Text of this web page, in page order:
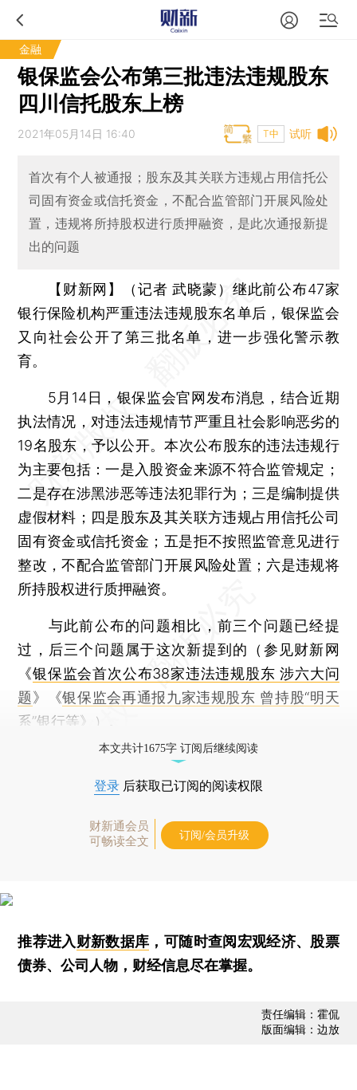
金融
银保监会公布第三批违法违规股东
四川信托股东上榜
试听
2021年05月14日 16:40 T中
首次有个人被通报；股东及其关联方违规占用信托公
司固有资金或信托资金，不配合监管部门开展风险处
置，违规将所持股权进行质押融资，是此次通报新提
出的问题
【财新网】（记者 武晓蒙） 继此前公布47家
银行保险机构严重违法违规股东名单后，银保监会
又向社会公开了第三批名单，进一步强化警示教
育。
5月14日，银保监会官网发布消息，结合近期
执法情况，对违法违规情节严重且社会影响恶劣的
19名股东，予以公开。本次公布股东的违法违规行
为主要包括：一是入股资金来源不符合监管规定；
二是存在涉黑涉恶等违法犯罪行为；三是编制提供
虚假材料；四是股东及其关联方违规占用信托公司
固有资金或信托资金；五是拒不按照监管意见进行
整改，不配合监管部门开展风险处置；六是违规将
所持股权进行质押融资。
与此前公布的问题相比，前三个问题已经提
过，后三个问题属于这次新提到的（参见财新网
《银保监会首次公布38家违法违规股东 涉六大问
题》《银保监会再通报九家违规股东 曾持股“明天
系”银行等》）。
本文共计1675字 订阅后继续阅读
登录 后获取已订阅的阅读权限
财新通会员
可畅读全文
订阅/会员升级
推荐进入财新数据库 ，可随时查阅宏观经济、股票
债券、公司人物，财经信息尽在掌握。
责任编辑：霍侃
版面编辑：边放